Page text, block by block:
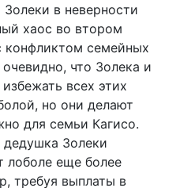
в неверности
хаос во втором
конфликтом семейных
что Золека и
всех этих
но они делают
для семьи Кагисо.
Золеки
лоболе еще более
требуя выплаты в